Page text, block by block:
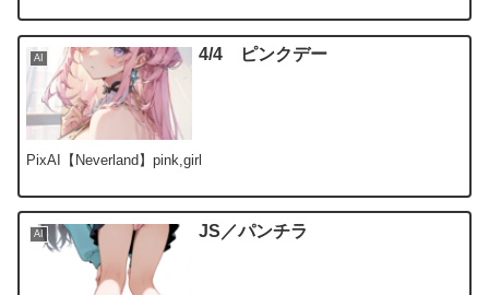
AI 4/4 ピンクデー
PixAI【Neverland】pink,girl
AI JS／パンチラ